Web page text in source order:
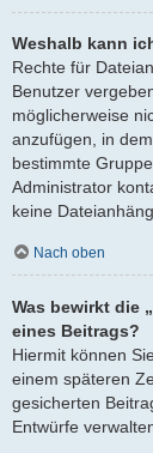
Weshalb kann
Rechte für
Benutzer
möglicherweise
anzufügen, in
bestimmte
Administrator
keine
Nach oben
Was bewirkt die
eines Beitrags?
Hiermit können
einem späteren
gesicherten
Entwürfe